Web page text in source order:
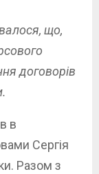
що,
договорів
в
Сергія
Разом з